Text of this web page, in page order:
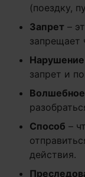
(поездку,
Запрет –
запрещает
Нарушение
запрет и
Волшебное
Способ –
действия.